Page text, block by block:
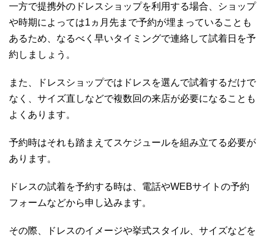
一方で提携外のドレスショップを利用する場合、ショップ
や時期によっては1ヵ月先まで予約が埋まっていることも
あるため、なるべく早いタイミングで連絡して試着日を予
約しましょう。
また、ドレスショップではドレスを選んで試着するだけで
なく、サイズ直しなどで複数回の来店が必要になることも
よくあります。
予約時はそれも踏まえてスケジュールを組み立てる必要が
あります。
ドレスの試着を予約する時は、電話やWEBサイトの予約
フォームなどから申し込みます。
その際、ドレスのイメージや挙式スタイル、サイズなどを